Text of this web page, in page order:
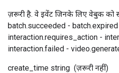
ज़रूरी है. वे इवेंट जिनके लिए वेबुक को
batch.succeeded -
interaction.requires_action -
interaction.failed -
create_time string (ज़रूरी नहीं)